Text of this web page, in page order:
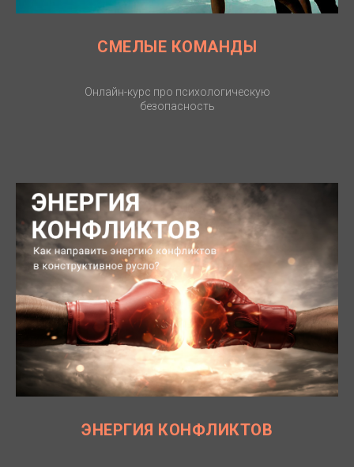
СМЕЛЫЕ КОМАНДЫ
Онлайн-курс про психологическую
безопасность
ЭНЕРГИЯ КОНФЛИКТОВ